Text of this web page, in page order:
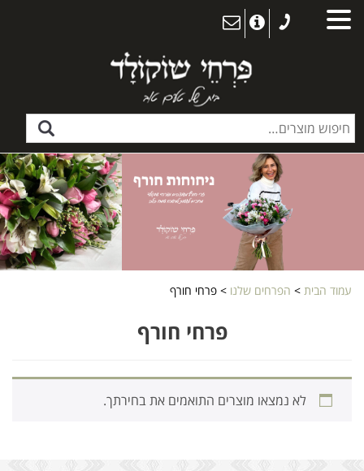
עמוד הבית > הפרחים שלנו > פרחי חורף
פרחי חורף
לא נמצאו מוצרים התואמים את בחירתך.